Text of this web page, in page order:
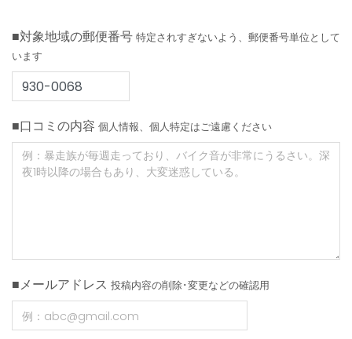
■対象地域の郵便番号 特定されすぎないよう、郵便番号単位として
います
■口コミの内容 個人情報、個人特定はご遠慮ください
■メールアドレス 投稿内容の削除･変更などの確認用